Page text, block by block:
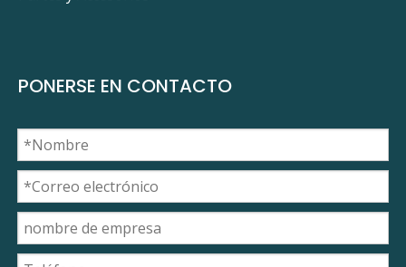
PONERSE EN CONTACTO